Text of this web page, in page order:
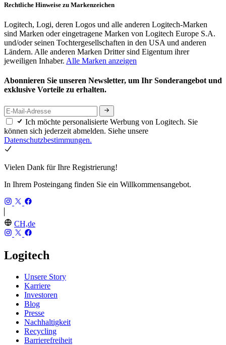
Rechtliche Hinweise zu Markenzeichen
Logitech, Logi, deren Logos und alle anderen Logitech-Marken
sind Marken oder eingetragene Marken von Logitech Europe S.A.
und/oder seinen Tochtergesellschaften in den USA und anderen
Ländern. Alle anderen Marken Dritter sind Eigentum ihrer
jeweiligen Inhaber. Alle Marken anzeigen
Abonnieren Sie unseren Newsletter, um Ihr Sonderangebot und
exklusive Vorteile zu erhalten.
Ich möchte personalisierte Werbung von Logitech. Sie
können sich jederzeit abmelden. Siehe unsere
Datenschutzbestimmungen.
Vielen Dank für Ihre Registrierung!
In Ihrem Posteingang finden Sie ein Willkommensangebot.
CH,de
Logitech
Unsere Story
Karriere
Investoren
Blog
Presse
Nachhaltigkeit
Recycling
Barrierefreiheit